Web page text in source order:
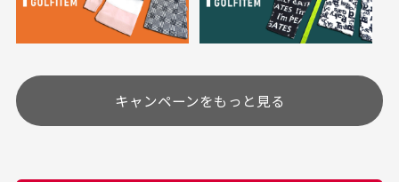
高価なブルゾンがお
高価なブルゾンがお安く
購入できました。状態も
最高でした。
いつも素敵な商品を
す
美品です。いつも素敵な
商品をありがとうござい
ます。
定休日はありますか？
土.日.祝日は定休日となっております。
その他の休日につきましてはサイト上にて告知させて
頂きます。
り、柔軟剤等)が付着している場合がございます。
付属品について
付属品の記載につきましては、弊社に入荷した時点
キャンペーンをもっと見る